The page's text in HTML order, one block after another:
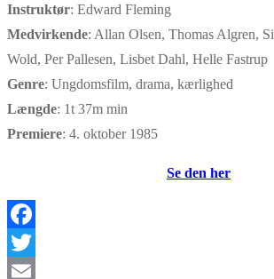
Instruktør: Edward Fleming
Medvirkende: Allan Olsen, Thomas Algren,
Wold, Per Pallesen, Lisbet Dahl, Helle Fastrup
Genre: Ungdomsfilm, drama, kærlighed
Længde: 1t 37m min
Premiere: 4. oktober 1985
Se den her
Facebook
Twitter